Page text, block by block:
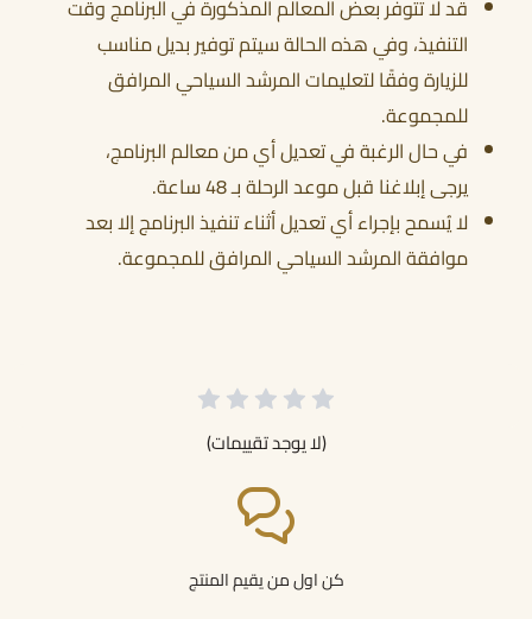
قد لا تتوفر بعض المعالم المذكورة في البرنامج وقت
التنفيذ، وفي هذه الحالة سيتم توفير بديل مناسب
للزيارة وفقًا لتعليمات المرشد السياحي المرافق
للمجموعة.
في حال الرغبة في تعديل أي من معالم البرنامج،
يرجى إبلاغنا قبل موعد الرحلة بـ 48 ساعة.
لا يُسمح بإجراء أي تعديل أثناء تنفيذ البرنامج إلا بعد
موافقة المرشد السياحي المرافق للمجموعة.
كن اول من يقيم المنتج
(لا يوجد تقييمات)